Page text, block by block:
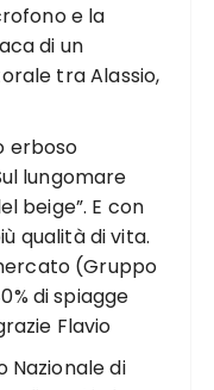
e la
di un
tra Alassio,
erboso
lungomare
beige”. E con
qualità di vita.
(Gruppo
di spiagge
Flavio
Nazionale di